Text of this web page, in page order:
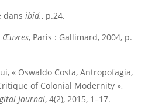
dans ibid., p.24.
Œuvres, Paris : Gallimard, 2004, p.
« Oswaldo Costa, Antropofagia,
of Colonial Modernity »,
Journal, 4(2), 2015, 1–17.